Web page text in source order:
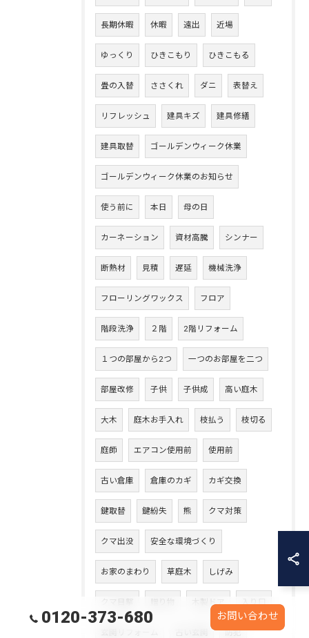
長期休暇 休暇 遠出 近場
ゆっくり ひきこもり ひきこもる
畳の入替 ささくれ ダニ 表替え
リフレッシュ 建具キズ 建具修繕
建具取替 ゴールデンウィーク休業
ゴールデンウィーク休業のお知らせ
使う前に 本日 母の日
カーネーション 資材高騰 シンナー
断熱材 見積 遅延 機械洗浄
フローリングワックス フロア
階段洗浄 ２階 2階リフォーム
１つの部屋から2つ 一つのお部屋を二つ
部屋改修 子供 子供成 高い庭木
大木 庭木お手入れ 枝払う 枝切る
庭師 エアコン使用前 使用前
古い倉庫 倉庫のカギ カギ交換
鍵取替 鍵紛失 熊 クマ対策
クマ出没 安全な環境づくり
お家のまわり 草庭木 しげみ
木製ドア 入り口
防犯
0120-373-680 お問い合わせ